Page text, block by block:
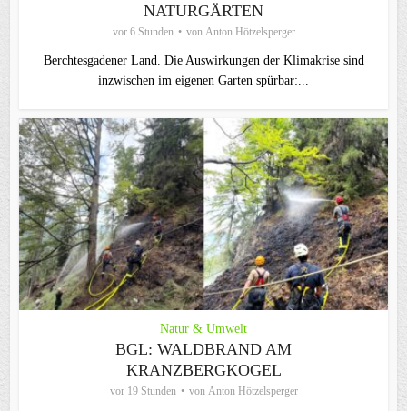
NATURGÄRTEN
vor 6 Stunden von Anton Hötzelsperger
Berchtesgadener Land. Die Auswirkungen der Klimakrise sind
inzwischen im eigenen Garten spürbar:...
Natur & Umwelt
BGL: WALDBRAND AM
KRANZBERGKOGEL
vor 19 Stunden von Anton Hötzelsperger